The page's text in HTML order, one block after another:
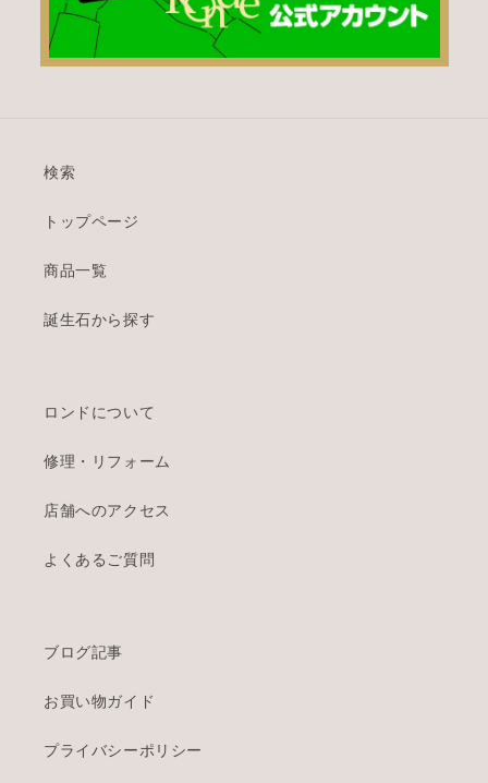
検索
トップページ
商品一覧
誕生石から探す
ロンドについて
修理・リフォーム
店舗へのアクセス
よくあるご質問
ブログ記事
お買い物ガイド
プライバシーポリシー